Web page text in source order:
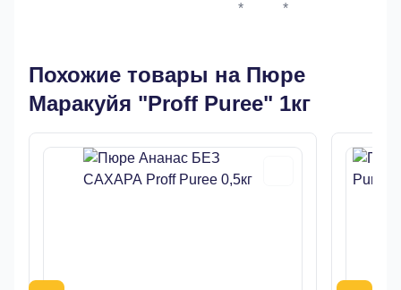
* *
Похожие товары на Пюре
Маракуйя "Proff Puree" 1кг